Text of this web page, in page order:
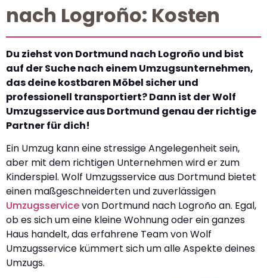
nach Logroño: Kosten
Du ziehst von Dortmund nach Logroño und bist
auf der Suche nach einem Umzugsunternehmen,
das deine kostbaren Möbel sicher und
professionell transportiert? Dann ist der Wolf
Umzugsservice aus Dortmund genau der richtige
Partner für dich!
Ein Umzug kann eine stressige Angelegenheit sein,
aber mit dem richtigen Unternehmen wird er zum
Kinderspiel. Wolf Umzugsservice aus Dortmund bietet
einen maßgeschneiderten und zuverlässigen
Umzugsservicevon Dortmund nach Logroño an. Egal,
ob es sich um eine kleine Wohnung oder ein ganzes
Haus handelt, das erfahrene Team von Wolf
Umzugsservice kümmert sich um alle Aspekte deines
Umzugs.